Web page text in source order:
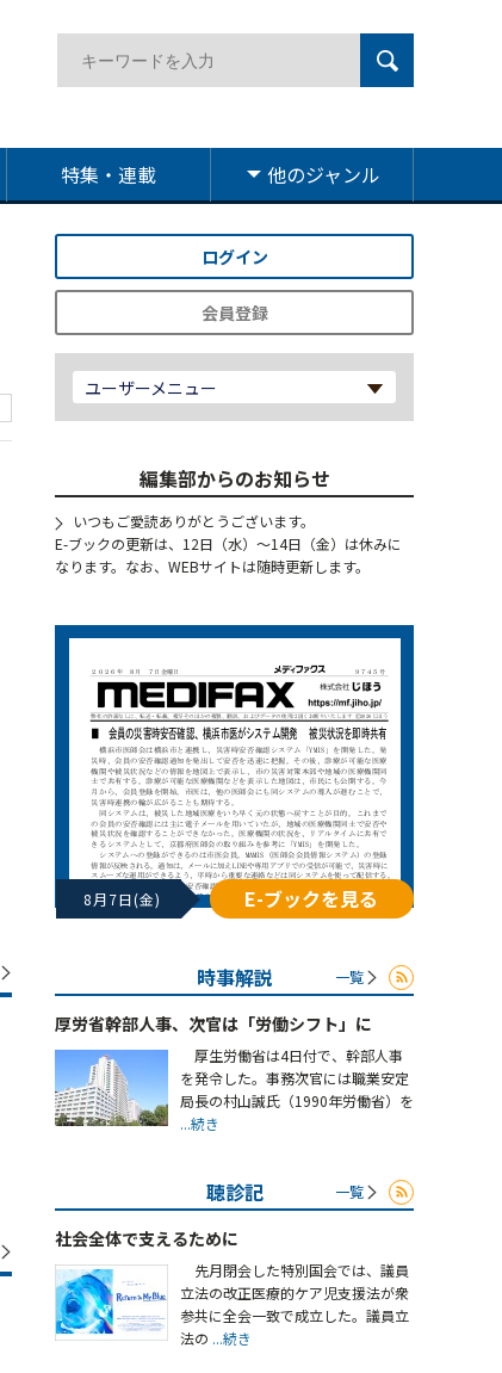
特集・連載 他のジャンル
ログイン
会員登録
ユーザーメニュー
編集部からのお知らせ
いつもご愛読ありがとうございます。
E-ブックの更新は、12日（水）～14日（金）は休みに
なります。なお、WEBサイトは随時更新します。
8月7日(金) E-ブックを見る
時事解説 一覧
厚労省幹部人事、次官は「労働シフト」に
厚生労働省は4日付で、幹部人事
を発令した。事務次官には職業安定
局長の村山誠氏（1990年労働省）を
...続き
聴診記 一覧
社会全体で支えるために
先月閉会した特別国会では、議員
立法の改正医療的ケア児支援法が衆
参共に全会一致で成立した。議員立
法の ...続き